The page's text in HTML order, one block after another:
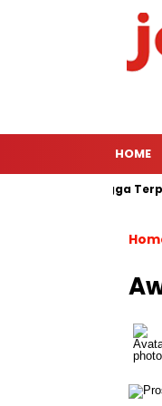
HOME
PWI Hingga